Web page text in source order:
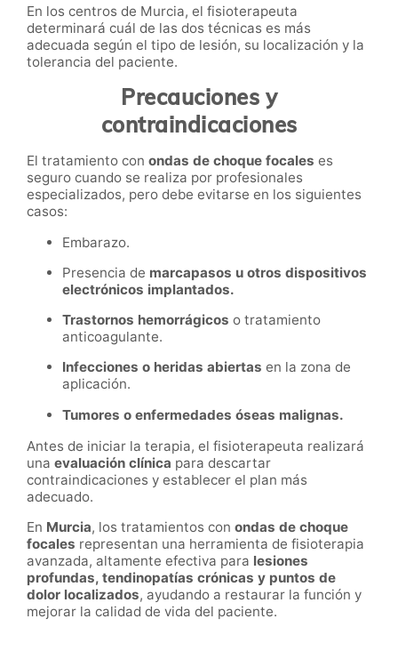
En los centros de Murcia, el fisioterapeuta
determinará cuál de las dos técnicas es más
adecuada según el tipo de lesión, su localización y la
tolerancia del paciente.
Precauciones y
contraindicaciones
El tratamiento con ondas de choque focales es
seguro cuando se realiza por profesionales
especializados, pero debe evitarse en los siguientes
casos:
Embarazo.
Presencia de marcapasos u otros dispositivos
electrónicos implantados.
Trastornos hemorrágicos o tratamiento
anticoagulante.
Infecciones o heridas abiertas en la zona de
aplicación.
Tumores o enfermedades óseas malignas.
Antes de iniciar la terapia, el fisioterapeuta realizará
una evaluación clínica para descartar
contraindicaciones y establecer el plan más
adecuado.
En Murcia, los tratamientos con ondas de choque
focales representan una herramienta de fisioterapia
avanzada, altamente efectiva para lesiones
profundas, tendinopatías crónicas y puntos de
dolor localizados, ayudando a restaurar la función y
mejorar la calidad de vida del paciente.